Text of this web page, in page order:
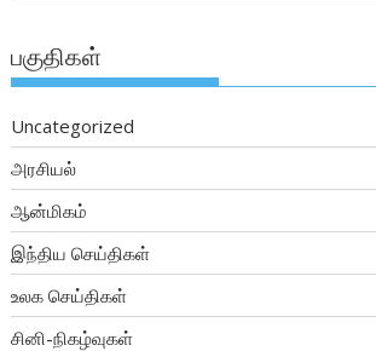
பகுதிகள்
Uncategorized
அரசியல்
ஆன்மிகம்
இந்திய செய்திகள்
உலக செய்திகள்
சினி-நிகழ்வுகள்